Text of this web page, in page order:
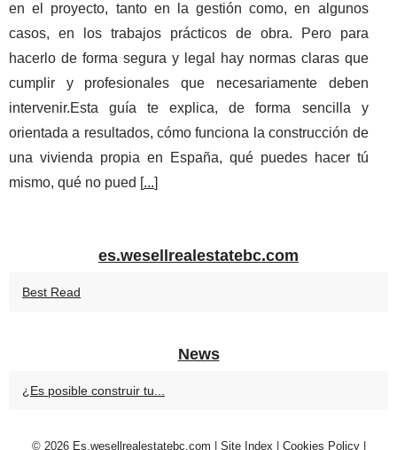
en el proyecto, tanto en la gestión como, en algunos
casos, en los trabajos prácticos de obra. Pero para
hacerlo de forma segura y legal hay normas claras que
cumplir y profesionales que necesariamente deben
intervenir.Esta guía te explica, de forma sencilla y
orientada a resultados, cómo funciona la construcción de
una vivienda propia en España, qué puedes hacer tú
mismo, qué no pued [...]
es.wesellrealestatebc.com
Best Read
News
¿Es posible construir tu...
© 2026 Es.wesellrealestatebc.com Site Index Cookies Policy|